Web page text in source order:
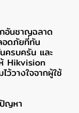
อันชาญฉลาด
อดภัยที่ทัน
ครบครัน และ
Hikvision
ว้วางใจจากผู้ใช้
ญหา